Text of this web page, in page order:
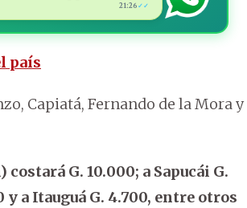
21:26 ✓✓
país
Capiatá, Fernando de la Mora y
G. 10.000; a Sapucái G.
y a Itauguá G. 4.700, entre otros